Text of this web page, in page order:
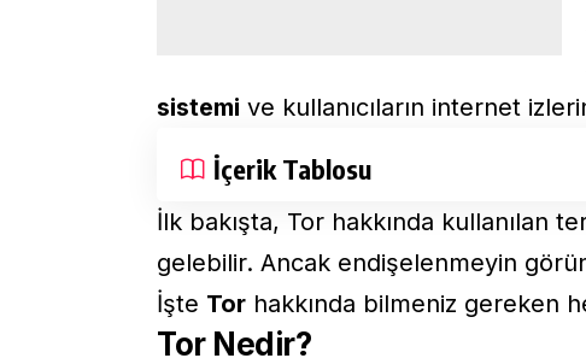
sistemi ve kullanıcıların internet
İçerik Tablosu
İlk bakışta, Tor hakkında kullanılan
gelebilir. Ancak endişelenmeyin
İşte Tor hakkında bilmeniz gereken
Tor Nedir?